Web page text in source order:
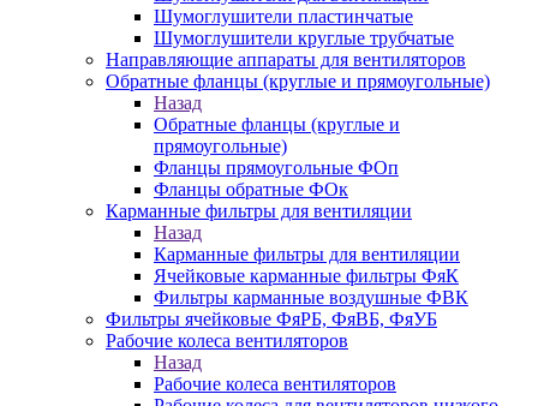
Шумоглушители пластинчатые
Шумоглушители круглые трубчатые
Направляющие аппараты для вентиляторов
Обратные фланцы (круглые и прямоугольные)
Назад
Обратные фланцы (круглые и
прямоугольные)
Фланцы прямоугольные ФОп
Фланцы обратные ФОк
Карманные фильтры для вентиляции
Назад
Карманные фильтры для вентиляции
Ячейковые карманные фильтры ФяК
Фильтры карманные воздушные ФВК
Фильтры ячейковые ФяРБ, ФяВБ, ФяУБ
Рабочие колеса вентиляторов
Назад
Рабочие колеса вентиляторов